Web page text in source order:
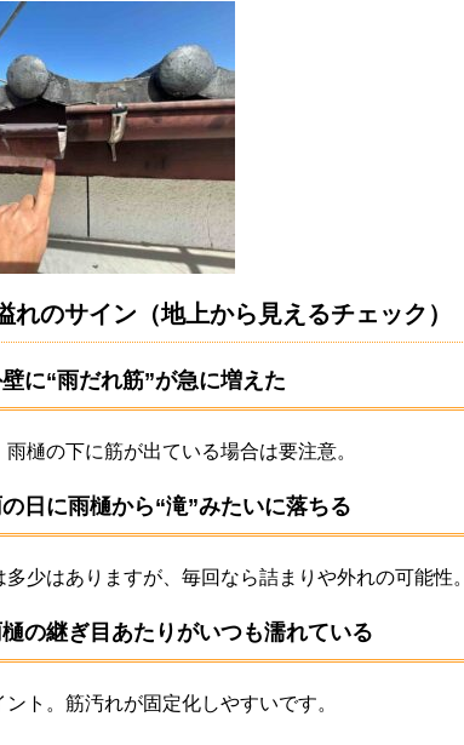
れのサイン（地上から見えるチェック）
に“雨だれ筋”が急に増えた
樋の下に筋が出ている場合は要注意。
日に雨樋から“滝”みたいに落ちる
少はありますが、毎回なら詰まりや外れの可能性。
の継ぎ目あたりがいつも濡れている
ト。筋汚れが固定化しやすいです。